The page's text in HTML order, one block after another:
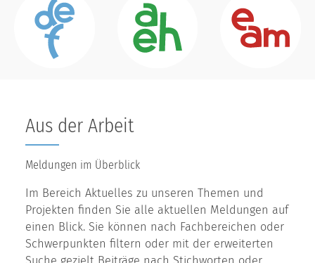
Aus der Arbeit
Meldungen im Überblick
Im Bereich Aktuelles zu unseren Themen und
Projekten finden Sie alle aktuellen Meldungen auf
einen Blick. Sie können nach Fachbereichen oder
Schwerpunkten filtern oder mit der erweiterten
Suche gezielt Beiträge nach Stichworten oder